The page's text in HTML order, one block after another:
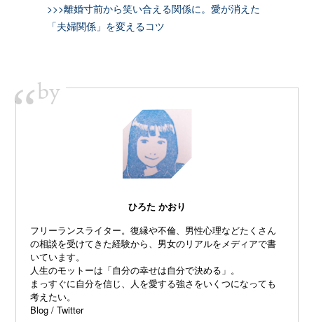
>>>離婚寸前から笑い合える関係に。愛が消えた
「夫婦関係」を変えるコツ
“by
ひろた かおり
フリーランスライター。復縁や不倫、 男性心理などたくさん
の相談を受けてきた経験から、 男女のリアルをメディアで書
いています。
人生のモットーは「自分の幸せは自分で決める」。
まっすぐに自分を信じ、 人を愛する強さをいくつになっても
考えたい。
Blog /Twitter